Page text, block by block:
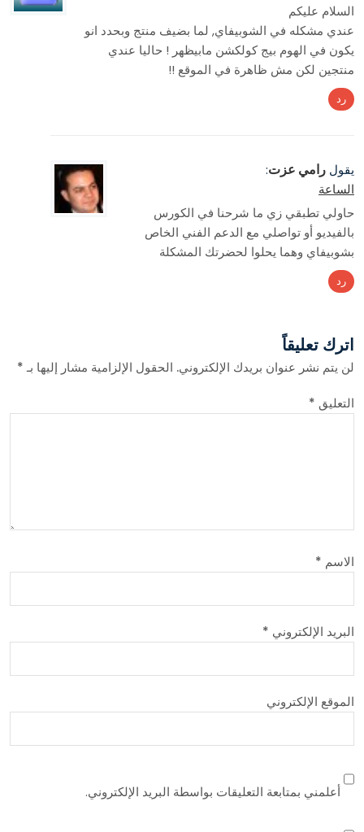
السلام عليكم
عندي مشكله في الشوبيفاي, لما بضيف منتج وبحدد انو
يكون في الهوم بيج كولكشن مابيظهر ! حاليا عندي
منتجين لكن مش ظاهرة في الموقع !!
رد
يقول رامي عزت:
الساعة
حاولي تطبقي زي ما شرحنا في الكورس
بالفيديو أو تواصلي مع الدعم الفني الخاص
بشوبيفاي وهما يحلوا لحضرتك المشكلة
رد
اترك تعليقاً
لن يتم نشر عنوان بريدك الإلكتروني. الحقول الإلزامية مشار إليها بـ*
التعليق *
الاسم *
البريد الإلكتروني *
الموقع الإلكتروني
أعلمني بمتابعة التعليقات بواسطة البريد الإلكتروني.